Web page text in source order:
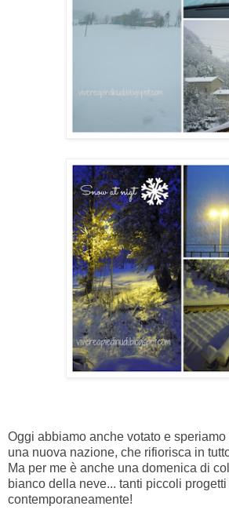
Oggi abbiamo anche votato e
una nuova nazione, che rifiorisca in
Ma per me è anche una domenica di
bianco della neve... tanti piccoli progetti
contemporaneamente!